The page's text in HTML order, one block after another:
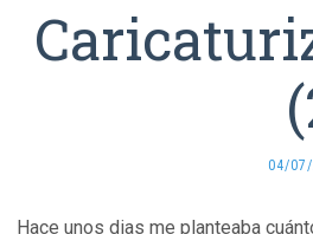
04/
Hace unos dias me planteaba